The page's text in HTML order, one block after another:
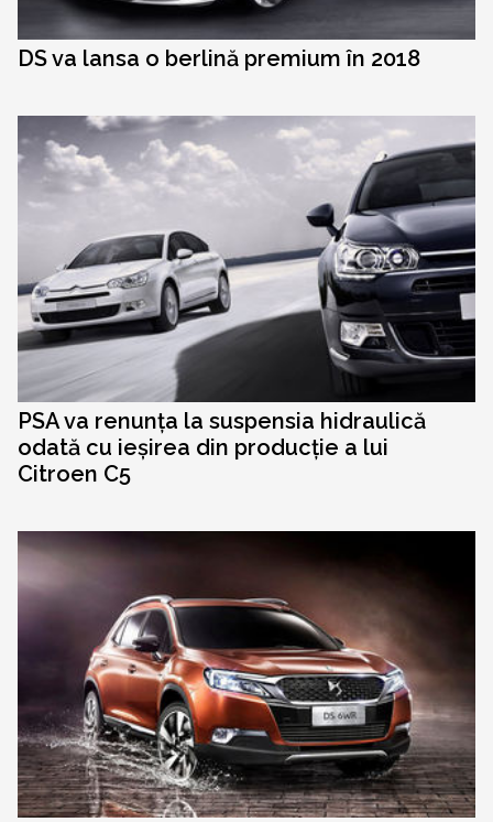
DS va lansa o berlină premium în 2018
PSA va renunța la suspensia hidraulică
odată cu ieșirea din producție a lui
Citroen C5